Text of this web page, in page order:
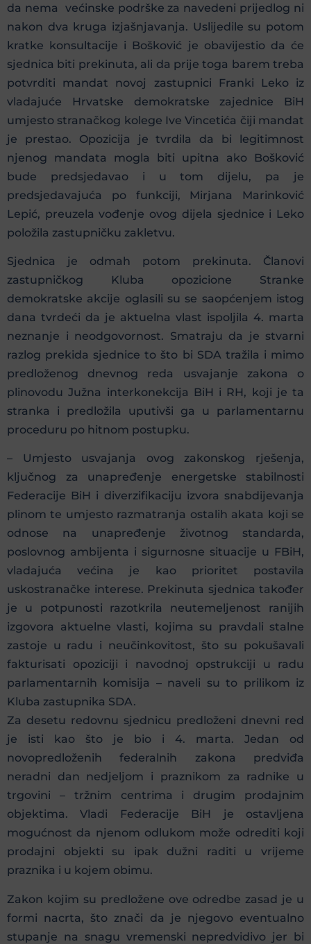
da nema većinske podrške za navedeni prijedlog ni
nakon dva kruga izjašnjavanja. Uslijedile su potom
kratke konsultacije i Bošković je obavijestio da će
sjednica biti prekinuta, ali da prije toga barem treba
potvrditi mandat novoj zastupnici Franki Leko iz
vladajuće Hrvatske demokratske zajednice BiH
umjesto stranačkog kolege Ive Vincetića čiji mandat
je prestao. Opozicija je tvrdila da bi legitimnost
njenog mandata mogla biti upitna ako Bošković
bude predsjedavao i u tom dijelu, pa je
predsjedavajuća po funkciji, Mirjana Marinković
Lepić, preuzela vođenje ovog dijela sjednice i Leko
položila zastupničku zakletvu.
Sjednica je odmah potom prekinuta. Članovi
zastupničkog Kluba opozicione Stranke
demokratske akcije oglasili su se saopćenjem istog
dana tvrdeći da je aktuelna vlast ispoljila 4. marta
neznanje i neodgovornost. Smatraju da je stvarni
razlog prekida sjednice to što bi SDA tražila i mimo
predloženog dnevnog reda usvajanje zakona o
plinovodu Južna interkonekcija BiH i RH, koji je ta
stranka i predložila uputivši ga u parlamentarnu
proceduru po hitnom postupku.
– Umjesto usvajanja ovog zakonskog rješenja,
ključnog za unapređenje energetske stabilnosti
Federacije BiH i diverzifikaciju izvora snabdijevanja
plinom te umjesto razmatranja ostalih akata koji se
odnose na unapređenje životnog standarda,
poslovnog ambijenta i sigurnosne situacije u FBiH,
vladajuća većina je kao prioritet postavila
uskostranačke interese. Prekinuta sjednica također
je u potpunosti razotkrila neutemeljenost ranijih
izgovora aktuelne vlasti, kojima su pravdali stalne
zastoje u radu i neučinkovitost, što su pokušavali
fakturisati opoziciji i navodnoj opstrukciji u radu
parlamentarnih komisija – naveli su to prilikom iz
Kluba zastupnika SDA.
Za desetu redovnu sjednicu predloženi dnevni red
je isti kao što je bio i 4. marta. Jedan od
novopredloženih federalnih zakona predviđa
neradni dan nedjeljom i praznikom za radnike u
trgovini – tržnim centrima i drugim prodajnim
objektima. Vladi Federacije BiH je ostavljena
mogućnost da njenom odlukom može odrediti koji
prodajni objekti su ipak dužni raditi u vrijeme
praznika i u kojem obimu.
Zakon kojim su predložene ove odredbe zasad je u
formi nacrta, što znači da je njegovo eventualno
stupanje na snagu vremenski nepredvidivo jer bi